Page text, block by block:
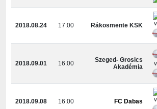
2018.08.24 17:00 Rákosmente KSK
2018.09.01 16:00
Szeged- Grosics
Akadémia
2018.09.08 16:00 FC Dabas